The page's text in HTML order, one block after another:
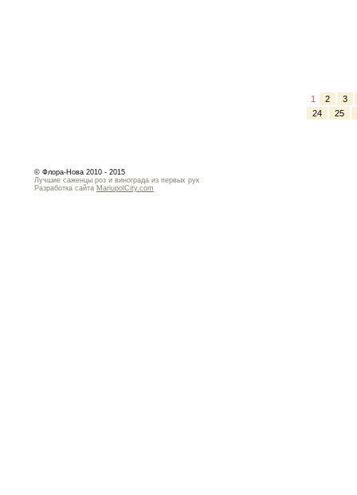
1 2
3
24
25
© Флора-Нова 2010 - 2015
Лучшие саженцы роз и винограда из первых рук
Разработка сайта MariupolCity.com